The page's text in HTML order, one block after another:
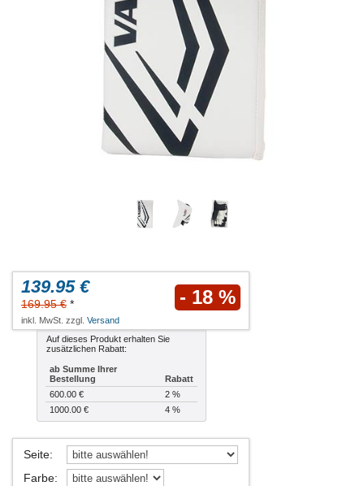
139.95 €
169.95 € * - 18 %
inkl. MwSt. zzgl. Versand
Auf dieses Produkt erhalten Sie
zusätzlichen Rabatt:
ab Summe Ihrer
Bestellung
Rabatt
600.00 €
2 %
1000.00 €
4 %
Seite:
Farbe: